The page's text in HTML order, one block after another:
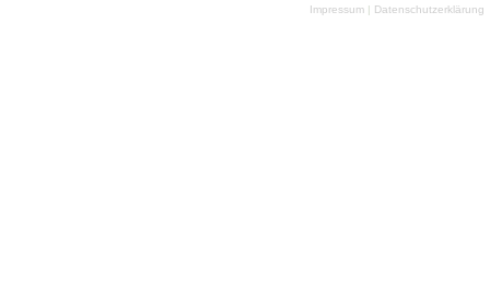
stabilere Performance und massenhafteImpressum | Datenschutzerklärung